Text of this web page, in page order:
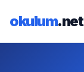
okulum.net